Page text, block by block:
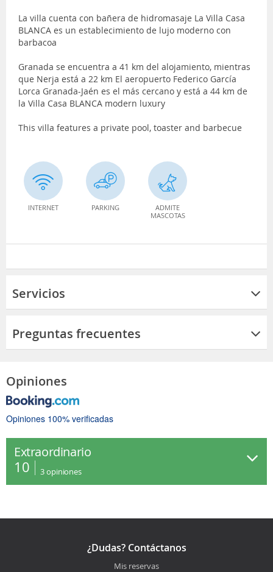
La villa cuenta con bañera de hidromasaje La Villa Casa
BLANCA es un establecimiento de lujo moderno con
barbacoa
Granada se encuentra a 41 km del alojamiento, mientras
que Nerja está a 22 km El aeropuerto Federico García
Lorca Granada-Jaén es el más cercano y está a 44 km de
la Villa Casa BLANCA modern luxury
This villa features a private pool, toaster and barbecue
INTERNET PARKING
ADMITE
MASCOTAS
Servicios
Preguntas frecuentes
Opiniones
Opiniones 100% verificadas
Extraordinario
10 3 opiniones
¿Dudas? Contáctanos
Mis reservas